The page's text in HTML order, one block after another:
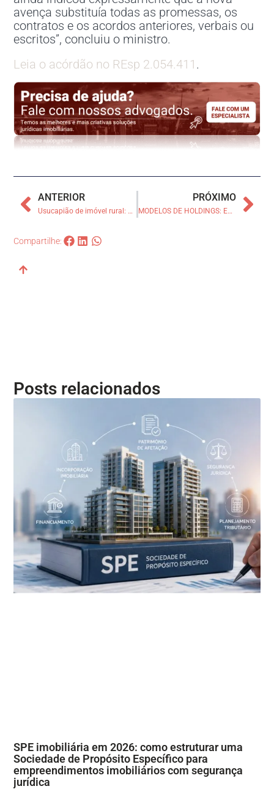
avença substituía todas as promessas, os
contratos e os acordos anteriores, verbais ou
escritos”, concluiu o ministro.
Leia o acórdão no REsp 2.054.411 .
ANTERIOR
Usucapião de imóvel rural: STJ fala sobre o Tema
PRÓXIMO
MODELOS DE HOLDINGS: EXPLORANDO ESTRUTURAS CORPORATIVAS E SUAS VANTAGENS
Compartilhe:
Posts relacionados
SPE imobiliária em 2026: como estruturar uma
Sociedade de Propósito Específico para
empreendimentos imobiliários com segurança
jurídica